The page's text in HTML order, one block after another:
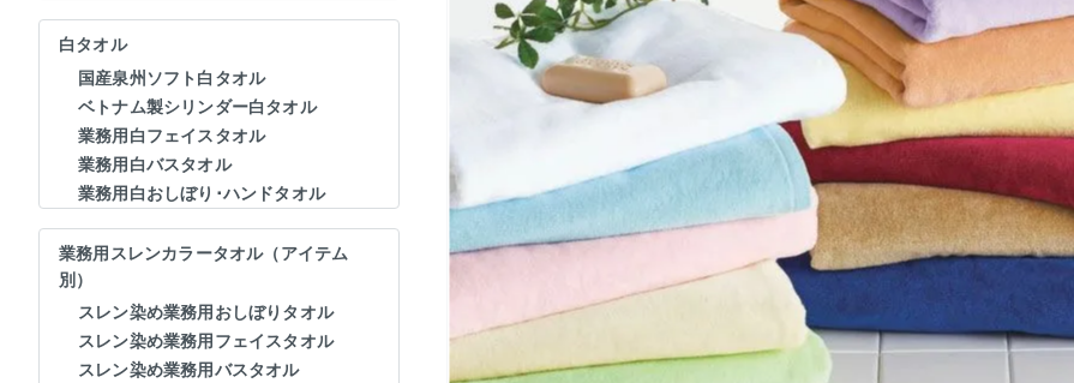
白タオル
国産泉州ソフト白タオル
ベトナム製シリンダー白タオル
業務用白フェイスタオル
業務用白バスタオル
業務用白おしぼり･ハンドタオル
業務用スレンカラータオル（アイテム
別）
スレン染め業務用おしぼりタオル
スレン染め業務用フェイスタオル
スレン染め業務用バスタオル